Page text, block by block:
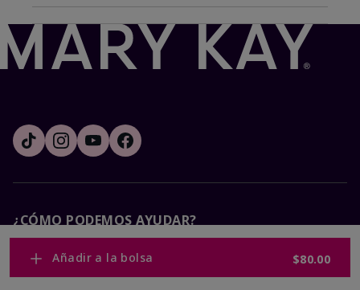
Añadir a la bolsa $80.00
¿CÓMO PODEMOS AYUDAR?
Recibe e-mails